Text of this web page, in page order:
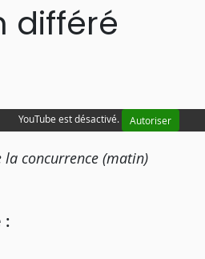
différé
YouTube est désactivé. Autoriser
la concurrence (matin)
: